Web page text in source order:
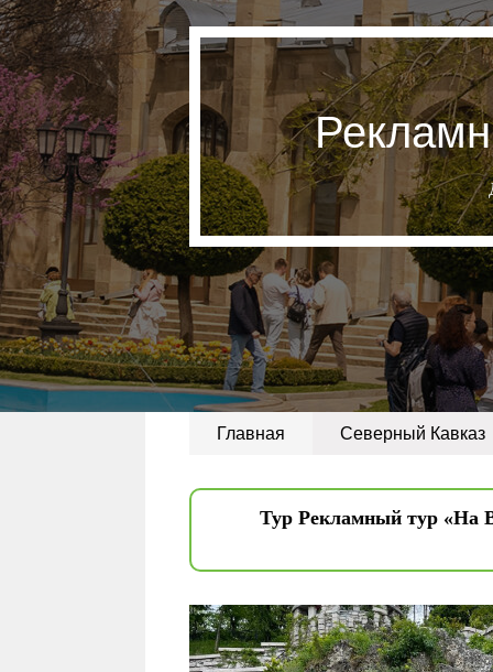
Главная Северный Кавказ
Тур Рекламный тур «На